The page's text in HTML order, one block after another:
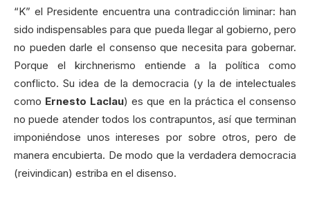
“K” el Presidente encuentra una contradicción liminar: han
sido indispensables para que pueda llegar al gobierno, pero
no pueden darle el consenso que necesita para gobernar.
Porque el kirchnerismo entiende a la política como
conflicto. Su idea de la democracia (y la de intelectuales
como Ernesto Laclau) es que en la práctica el consenso
no puede atender todos los contrapuntos, así que terminan
imponiéndose unos intereses por sobre otros, pero de
manera encubierta. De modo que la verdadera democracia
(reivindican) estriba en el disenso.